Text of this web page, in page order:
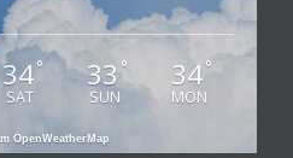
34°
SAT
33 °
SUN
34°
MON
OpenWeatherMap